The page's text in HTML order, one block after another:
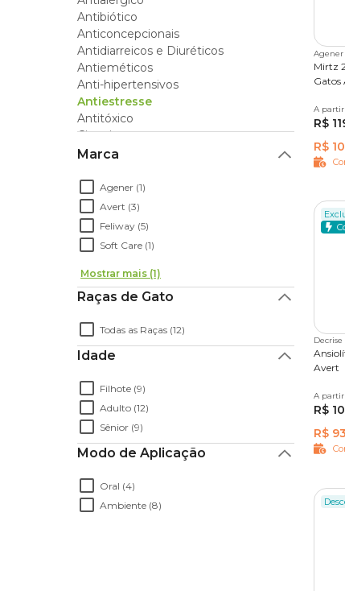
Qual a dose de calmante recomendada?
Para quem está em busca de calmante para
shop online da Cobasi. Só aqui você encontra
Antibiótico
Anticoncepcionais
Antidiarreicos e Diuréticos
Antieméticos
Anti-hipertensivos
Antiestresse
Antitóxico
Cicatrizantes
Expectorante
Dermatite
Homeopáticos
Otológicos
Tratamento para os Olhos
Probióticos
Regenerador Articular
Regulador de Cio
Sarnicidas e Ectoparasitas
Vermífugo
Vitaminas e Suplementos
Acessórios de Saúde
Dores
Outros Medicamentos
Coleira Antipulgas
Marca
Agener (1)
Avert (3)
Feliway (5)
Soft Care (1)
Mostrar mais (1)
Raças de Gato
Todas as Raças (12)
Idade
Filhote (9)
Adulto (12)
Sênior (9)
Modo de Aplicação
Oral (4)
Ambiente (8)
Agener
Mirtz
Gatos
12
A partir
R$
R$
Decrise
Avert
30
A partir
R$
R$